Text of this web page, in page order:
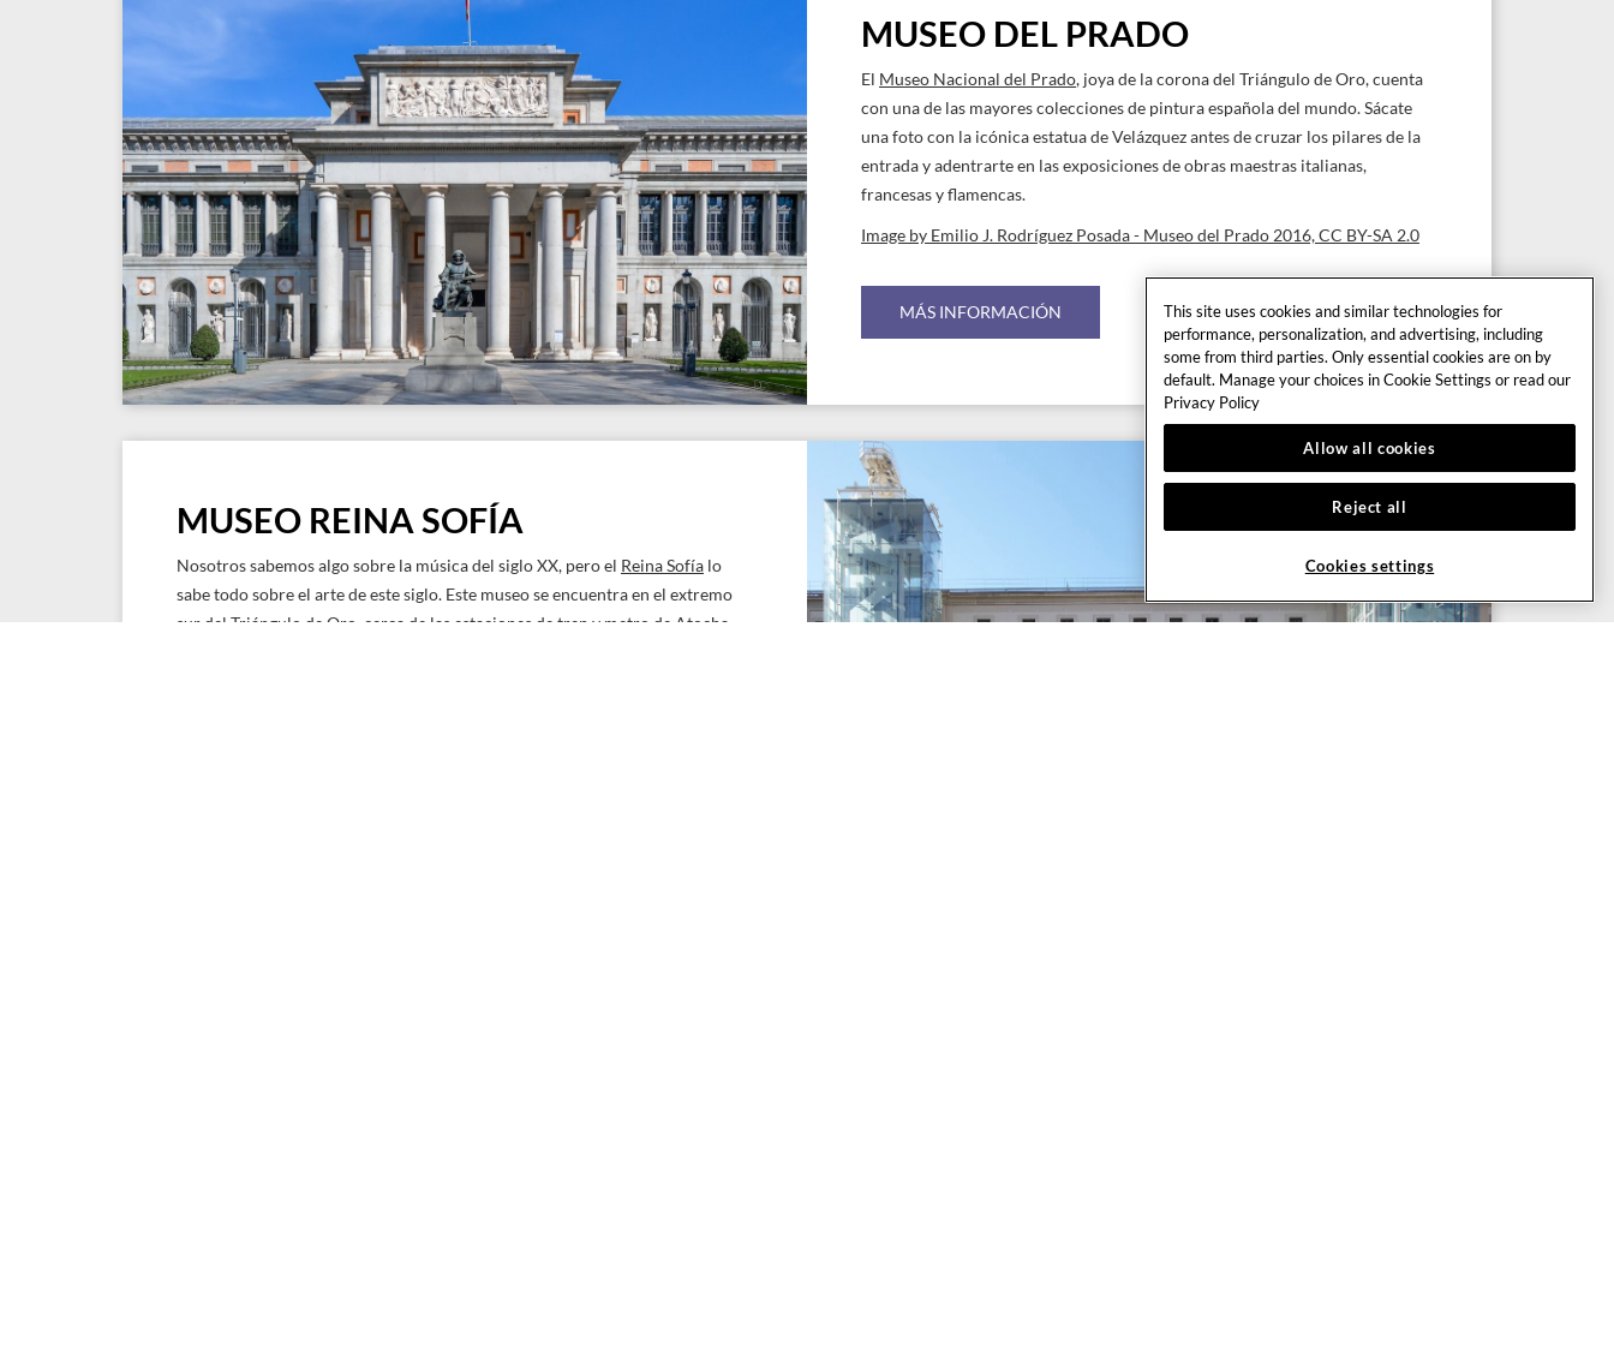
MUSEO DEL PRADO
El Museo Nacional del Prado, joya de la corona del Triángulo de Oro, cuenta
con una de las mayores colecciones de pintura española del mundo. Sácate
una foto con la icónica estatua de Velázquez antes de cruzar los pilares de la
entrada y adentrarte en las exposiciones de obras maestras italianas,
francesas y flamencas.
Image by Emilio J. Rodríguez Posada - Museo del Prado 2016, CC BY-SA 2.0
MÁS INFORMACIÓN
MUSEO REINA SOFÍA
Nosotros sabemos algo sobre la música del siglo XX, pero el Reina Sofía lo
sabe todo sobre el arte de este siglo. Este museo se encuentra en el extremo
sur del Triángulo de Oro, cerca de las estaciones de tren y metro de Atocha.
This site uses cookies and similar technologies for
performance, personalization, and advertising, including
some from third parties. Only essential cookies are on by
default. Manage your choices in Cookie Settings or read our
Privacy Policy
Allow all cookies
Reject all
Cookies settings